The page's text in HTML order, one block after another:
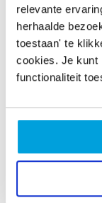
relevante
herhaalde
toestaan' te
cookies. Je kunt
functionaliteit
professionals uit
over
netwerken,
op verschillende
muzikanten,
workshopleiders
muziekgenres
wordt
samenwerking
Music Support